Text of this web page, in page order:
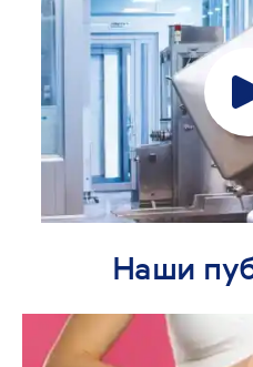
Наши